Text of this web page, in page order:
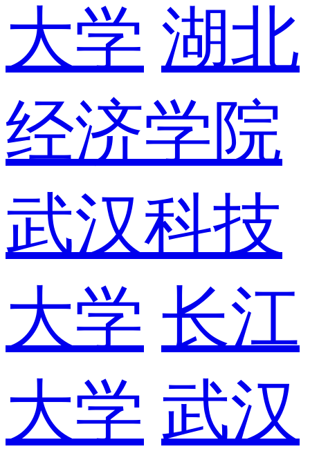
大学 湖北
经济学院
武汉科技
大学 长江
大学 武汉